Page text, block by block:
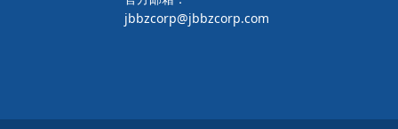
jbbzcorp@jbbzcorp.com